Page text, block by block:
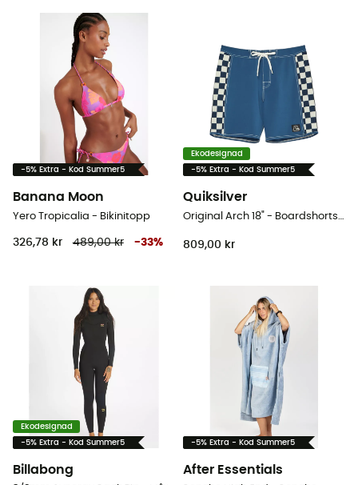
-5% Extra - Kod Summer5
Banana Moon
Yero Tropicalia - Bikinitopp
326,78 kr 489,00 kr -33%
Ekodesignad
-5% Extra - Kod Summer5
Quiksilver
Original Arch 18" - Boardshorts - Herr
809,00 kr
Ekodesignad
-5% Extra - Kod Summer5
Billabong
-5% Extra - Kod Summer5
After Essentials